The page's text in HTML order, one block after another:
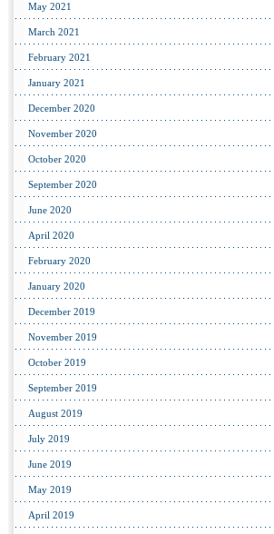
May 2021
March 2021
February 2021
January 2021
December 2020
November 2020
October 2020
September 2020
June 2020
April 2020
February 2020
January 2020
December 2019
November 2019
October 2019
September 2019
August 2019
July 2019
June 2019
May 2019
April 2019